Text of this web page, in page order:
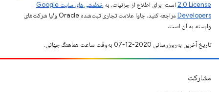
2.0 License است. برای اطلاع از جزئیات، به
خطمشی‌های سایت Google
Developers‏
مراجعه کنید. جاوا علامت تجاری ثبت‌شده Oracle و/یا شرکت‌های
وابسته به آن است.
تاریخ آخرین به‌روزرسانی 2020-12-07 به‌وقت ساعت هماهنگ جهانی.
مشارکت